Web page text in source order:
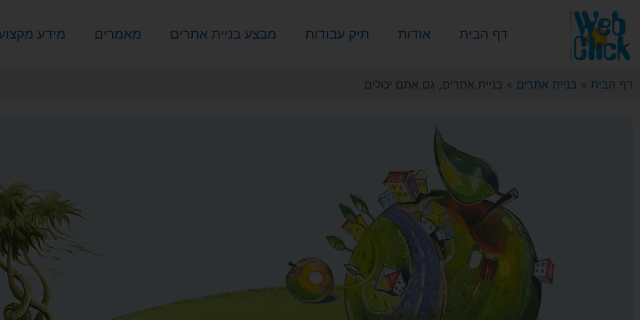
דף הבית אודות תיק עבודות מבצע בניית אתרים מאמרים מידע
דף הבית » בניית אתרים » בניית אתרים, גם אתם יכולים